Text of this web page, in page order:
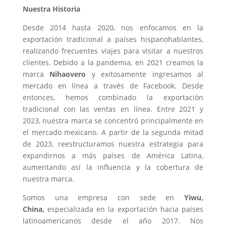
Nuestra Historia
Desde 2014 hasta 2020, nos enfocamos en la
exportación tradicional a países hispanohablantes,
realizando frecuentes viajes para visitar a nuestros
clientes. Debido a la pandemia, en 2021 creamos la
marca Nihaovero y exitosamente ingresamos al
mercado en línea a través de Facebook. Desde
entonces, hemos combinado la exportación
tradicional con las ventas en línea. Entre 2021 y
2023, nuestra marca se concentró principalmente en
el mercado mexicano. A partir de la segunda mitad
de 2023, reestructuramos nuestra estrategia para
expandirnos a más países de América Latina,
aumentando así la influencia y la cobertura de
nuestra marca.
Somos una empresa con sede en
Yiwu,
China, especializada en la exportación hacia países
latinoamericanos desde el año 2017. Nos